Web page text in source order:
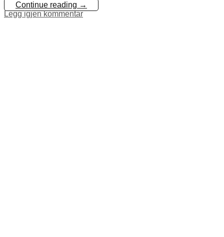
Continue reading →
Legg igjen kommentar